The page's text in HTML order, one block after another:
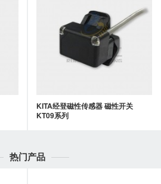
KITA经登磁性传感器 磁性开关
KT09系列
热门产品